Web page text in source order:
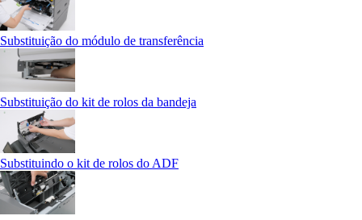
Substituição do módulo de transferência
Substituição do kit de rolos da bandeja
Substituindo o kit de rolos do ADF